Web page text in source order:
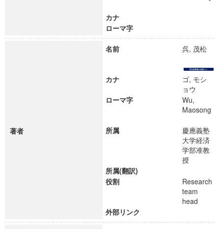
カナ
ローマ字
著者
名前 呉, 茂松
カナ
ゴ, モシ
ョウ
ローマ字
Wu,
Maosong
所属
慶應義塾
大学経済
学部准教
授
所属(翻訳)
役割
Research
team
head
外部リンク